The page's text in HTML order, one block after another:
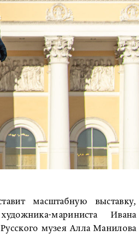
масштабную выставку,
мариниста Ивана
музея Алла Манилова